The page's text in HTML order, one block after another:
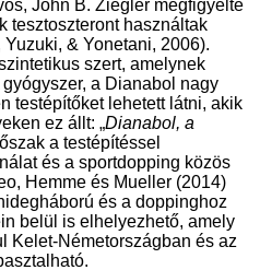
John B. Ziegler megfigyelte
tesztoszteront használtak
& Yonetani, 2006).
szert, amelynek
a Dianabol nagy
testépítőket lehetett látni, akik
ez állt: „Dianabol, a
a testépítéssel
és a sportdopping közös
Hemme és Mueller (2014)
és a doppinghoz
belül is elhelyezhető, amely
Kelet-Németországban és az